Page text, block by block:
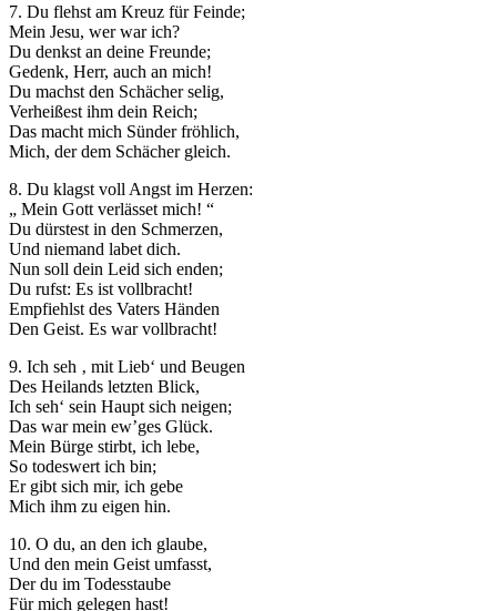
7. Du flehst am Kreuz für Feinde;
Mein Jesu, wer war ich?
Du denkst an deine Freunde;
Gedenk, Herr, auch an mich!
Du machst den Schächer selig,
Verheißest ihm dein Reich;
Das macht mich Sünder fröhlich,
Mich, der dem Schächer gleich.
8. Du klagst voll Angst im Herzen:
„ Mein Gott verlässet mich! “
Du dürstest in den Schmerzen,
Und niemand labet dich.
Nun soll dein Leid sich enden;
Du rufst: Es ist vollbracht!
Empfiehlst des Vaters Händen
Den Geist. Es war vollbracht!
9. Ich seh ‚ mit Lieb‘ und Beugen
Des Heilands letzten Blick,
Ich seh‘ sein Haupt sich neigen;
Das war mein ew’ges Glück.
Mein Bürge stirbt, ich lebe,
So todeswert ich bin;
Er gibt sich mir, ich gebe
Mich ihm zu eigen hin.
10. O du, an den ich glaube,
Und den mein Geist umfasst,
Der du im Todesstaube
Für mich gelegen hast!